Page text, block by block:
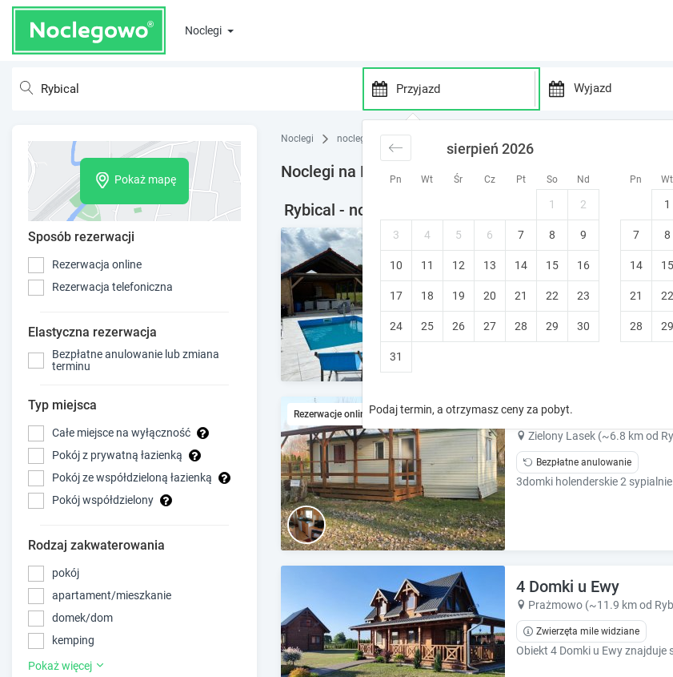
Noclegi
P
e
s
s
d
o
w
n
r
e
y
o
i
n
t
e
r
a
t
w
i
t
h
d
w
a
e
y
t
o
i
c
t
w
i
t
Pn Wt Śr Cz Pt So Nd Pn Wt
sierpień 2026
1 2
3 4 5 6 7 8 9
10 11 12 13 14 15 16
17 18 19 20 21 22 23
24 25 26 27 28 29 30
31
1
7 8
14 15
21 22
28 29
Podaj termin, a otrzymasz ceny za pobyt.
Pokaż mapę
Sposób rezerwacji
Rezerwacja online
Rezerwacja telefoniczna
Elastyczna rezerwacja
Bezpłatne anulowanie lub zmiana
terminu
Typ miejsca
Całe miejsce na wyłączność
Pokój z prywatną łazienką
Pokój ze współdzieloną łazienką
Pokój współdzielony
Rodzaj zakwaterowania
pokój
apartament/mieszkanie
domek/dom
kemping
Pokaż więcej
Noclegi noclegi nad jeziorem
Noclegi na Ferie w Rybicalu
Rybical - noclegi w okolicy
Apartamenty, domki
Mikołajki (~7.7 km od Rybical)
Prywatna łazienka
Rezerwacje online 3Domeki / bungalow
Zielony Lasek (~6.8 km od
Bezpłatne anulowanie
4 Domki u Ewy
Prażmowo (~11.9 km od
Zwierzęta mile widziane